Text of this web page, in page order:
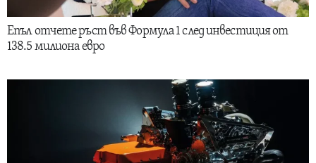
Епъл отчете ръст във Формула 1 след инвестиция от
138.5 милиона евро